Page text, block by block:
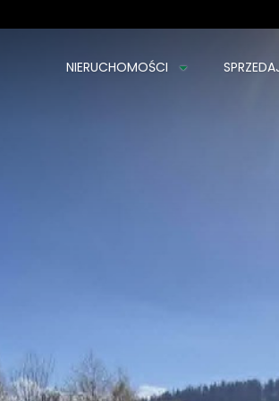
NIERUCHOMOŚCI